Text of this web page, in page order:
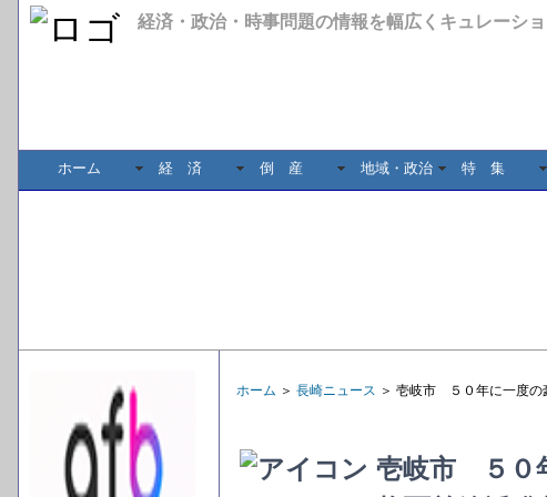
経済・政治・時事問題の情報を幅広くキュレーシ
ホーム 経 済 倒 産 地域・政治 特 集
ホーム ＞ 長崎ニュース ＞ 壱岐市 ５０年に一度
壱岐市 ５０